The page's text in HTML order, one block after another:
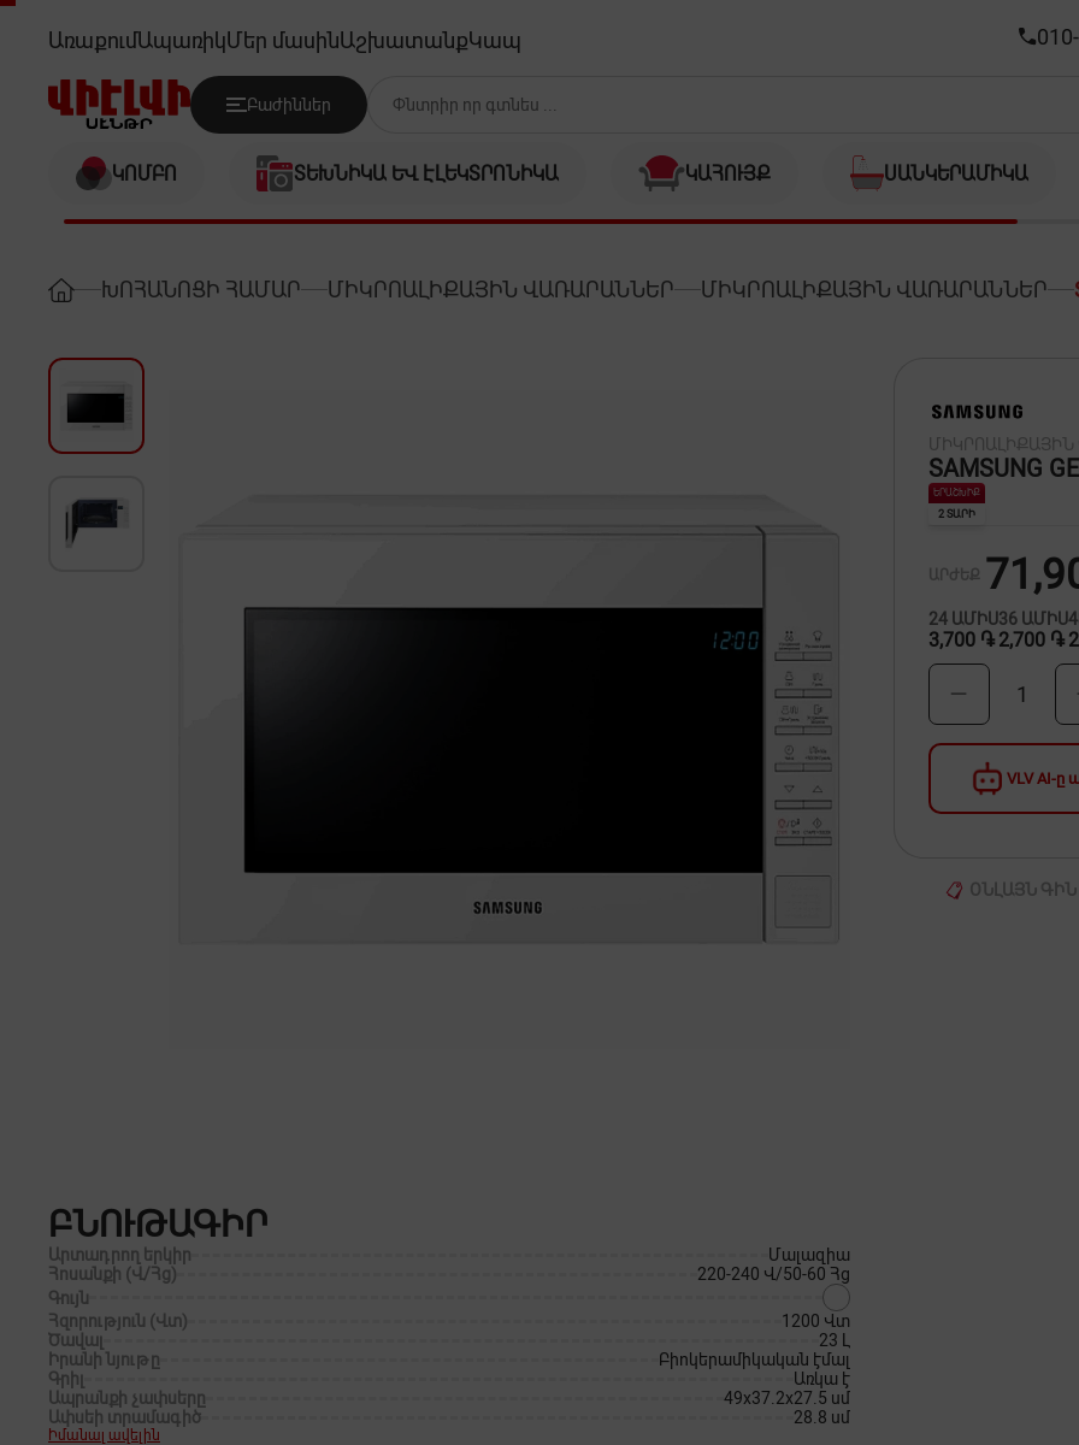
SAMSUNG GE88SUW/BW
ԱռաքումԱպառիկՄեր մասինԱշխատանքԿապ
Բաժիններ
ԿՈՄԲՈ ՏԵԽՆԻԿԱ ԵՎ ԷԼԵԿՏՐՈՆԻԿԱ ԿԱՀՈՒՅՔ ՍԱՆԿԵՐԱՄԻԿԱ
ԽՈՀԱՆՈՑԻ ՀԱՄԱՐ ՄԻԿՐՈԱԼԻՔԱՅԻՆ ՎԱՌԱՐԱՆՆԵՐ ՄԻԿՐՈԱԼԻՔԱՅԻՆ ՎԱՌԱՐԱՆՆԵՐ
VLV AI-ը
SAMSUNG
ԵՐԱՇԽԻՔ
2 ՏԱՐԻ
ԱՐԺԵՔ
24 ԱՄԻՍ
3,700 ֏
36 ԱՄԻՍ
2,700 ֏
1
ՕՆԼԱՅՆ ԳԻՆ
ԲՆՈՒԹԱԳԻՐ
Արտադրող երկիր
Մալազիա
Հոսանքի (Վ/Հց)
220-240 Վ/50-60 Հց
Գույն
Հզորություն (Վտ)
1200 Վտ
Ծավալ
23 Լ
Իրանի նյութը
Բիոկերամիկական էմալ
Գրիլ
Առկա է
Ապրանքի չափսերը
49x37.2x27.5 սմ
Ափսեի տրամագիծ
28.8 սմ
Իմանալ ավելին